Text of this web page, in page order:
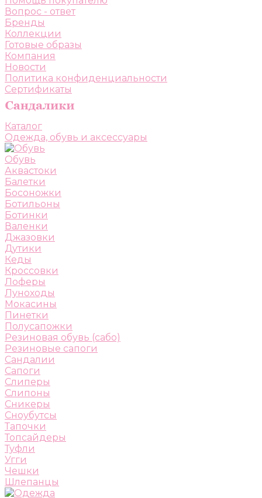
Вопрос - ответ
Бренды
Коллекции
Готовые образы
Компания
Новости
Политика конфиденциальности
Сертификаты
Каталог
Одежда, обувь и аксессуары
Обувь
Аквастоки
Балетки
Босоножки
Ботильоны
Ботинки
Валенки
Джазовки
Дутики
Кеды
Кроссовки
Лоферы
Луноходы
Мокасины
Пинетки
Полусапожки
Резиновая обувь (сабо)
Резиновые сапоги
Сандалии
Сапоги
Слиперы
Слипоны
Сникеры
Сноубутсы
Тапочки
Топсайдеры
Туфли
Угги
Чешки
Шлепанцы